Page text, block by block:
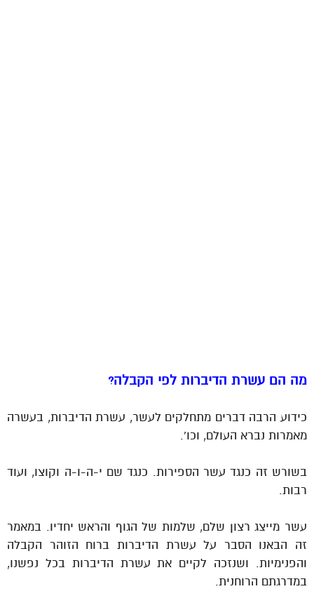
מה הם עשרת הדיברות לפי הקבלה?
כידוע הרבה דברים מתחלקים לעשר, עשרת הדיברות, בעשרה
מאמרות נברא העולם, וכו’.
בשורש זה כנגד עשר הספירות. כנגד שם י-ה-ו-ה וקוצו, ועוד
רבות.
עשר מייצג רצון שלם, שלמות של הגוף והראש יחדיו. במאמר
זה הבאנו הסבר על עשרת הדיברות ברוח הזוהר הקבלה
והפנימיות. ושנזכה לקיים את עשרת הדיברות בכל נפשנו,
במדרגתם הרוחנית.